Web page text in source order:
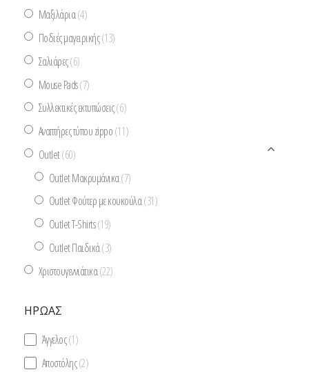
Μαξιλάρια(4)
Ποδιές μαγειρικής(13)
Σαλιάρες(6)
Mouse Pads(7)
Συλλεκτικές εκτυπώσεις(6)
Αναπτήρες τύπου zippo(11)
Outlet(60)
Outlet Μακρυμάνικα(7)
Outlet Φούτερ με κουκούλα(31)
Outlet T-Shirts(19)
Outlet Παιδικά(3)
Χριστουγεννιάτικα(22)
ΉΡΩΑΣ
Άγγελος(1)
Αποστόλης(2)